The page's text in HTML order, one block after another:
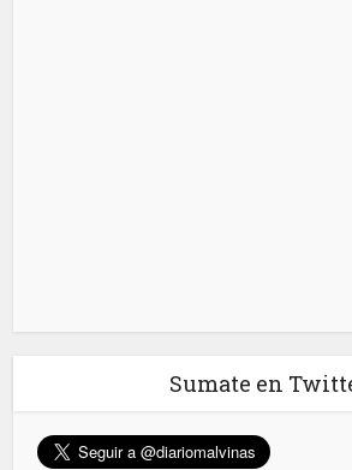
Sumate en